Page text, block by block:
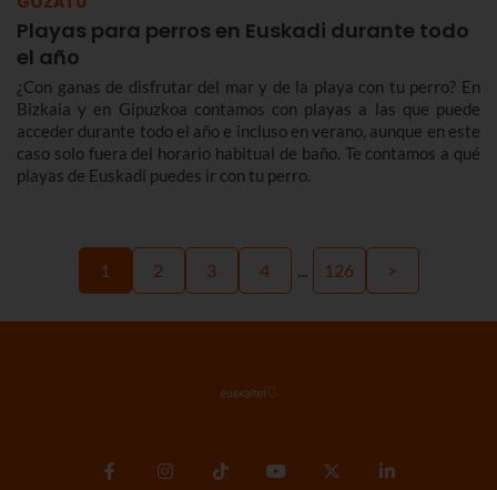
Playas para perros en Euskadi durante todo
el año
¿Con ganas de disfrutar del mar y de la playa con tu perro? En
Bizkaia y en Gipuzkoa contamos con playas a las que puede
acceder durante todo el año e incluso en verano, aunque en este
caso solo fuera del horario habitual de baño. Te contamos a qué
playas de Euskadi puedes ir con tu perro.
1 2 3 4 ... 126 >